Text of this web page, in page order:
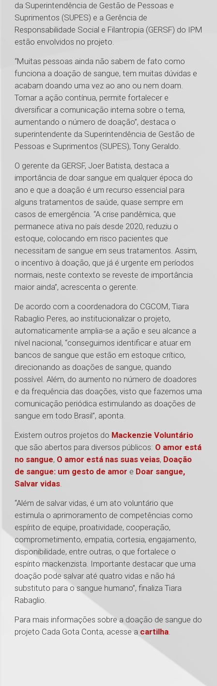
da Superintendência de Gestão de Pessoas e
Suprimentos (SUPES) e a Gerência de
Responsabilidade Social e Filantropia (GERSF) do IPM
estão envolvidos no projeto.
“Muitas pessoas ainda não sabem de fato como
funciona a doação de sangue, tem muitas dúvidas e
acabam doando uma vez ao ano ou nem doam.
Tornar a ação contínua, permite fortalecer e
diversificar a comunicação interna sobre o tema,
aumentando o número de doação”, destaca o
superintendente da Superintendência de Gestão de
Pessoas e Suprimentos (SUPES), Tony Geraldo.
O gerente da GERSF, Joer Batista, destaca a
importância de doar sangue em qualquer época do
ano e que a doação é um recurso essencial para
alguns tratamentos de saúde, quase sempre em
casos de emergência. “A crise pandêmica, que
permanece ativa no país desde 2020, reduziu o
estoque, colocando em risco pacientes que
necessitam de sangue em seus tratamentos. Assim,
o incentivo à doação, que já é urgente em períodos
normais, neste contexto se reveste de importância
maior ainda”, acrescenta o gerente.
De acordo com a coordenadora do CGCOM, Tiara
Rabaglio Peres, ao institucionalizar o projeto,
automaticamente amplia-se a ação e seu alcance a
nível nacional, “conseguimos identificar e atuar em
bancos de sangue que estão em estoque crítico,
direcionando as doações de sangue, quando
possível. Além, do aumento no número de doadores
e da frequência das doações, visto que fazemos uma
comunicação periódica estimulando as doações de
sangue em todo Brasil”, aponta.
Existem outros projetos do Mackenzie Voluntário
que são abertos para diversos públicos: O amor está
no sangue, O amor está nas suas veias, Doação
de sangue: um gesto de amor e Doar sangue,
Salvar vidas.
“Além de salvar vidas, é um ato voluntário que
estimula o aprimoramento de competências como
espírito de equipe, proatividade, cooperação,
comprometimento, empatia, cortesia, engajamento,
disponibilidade, entre outras, o que fortalece o
espírito mackenzista. Importante destacar que uma
doação pode salvar até quatro vidas e não há
substituto para o sangue humano”, finaliza Tiara
Rabaglio.
Para mais informações sobre a doação de sangue do
projeto Cada Gota Conta, acesse a cartilha.